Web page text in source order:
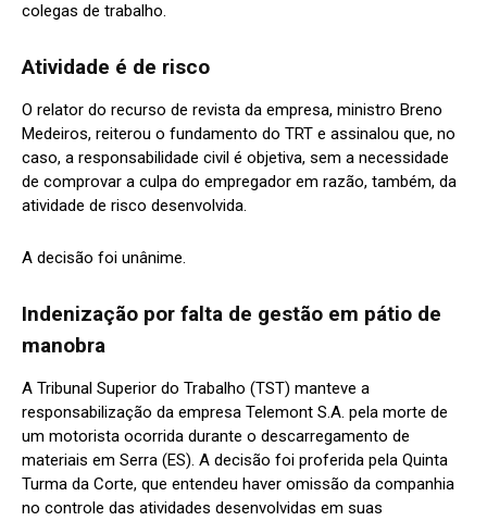
colegas de trabalho.
Atividade é de risco
O relator do recurso de revista da empresa, ministro Breno
Medeiros, reiterou o fundamento do TRT e assinalou que, no
caso, a responsabilidade civil é objetiva, sem a necessidade
de comprovar a culpa do empregador em razão, também, da
atividade de risco desenvolvida.
A decisão foi unânime.
Indenização por falta de gestão em pátio de
manobra
A Tribunal Superior do Trabalho (TST) manteve a
responsabilização da empresa Telemont S.A. pela morte de
um motorista ocorrida durante o descarregamento de
materiais em Serra (ES). A decisão foi proferida pela Quinta
Turma da Corte, que entendeu haver omissão da companhia
no controle das atividades desenvolvidas em suas